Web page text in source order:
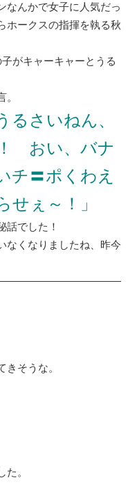
なんかで女子に人気だっ
ホークスの指揮を執る秋
がキャーキャーとうる
るさいねん、
おい、バナ
チ〓ポくわえ
せぇ～！」
話でした！
なくなりましたね、昨今
そうな。
。